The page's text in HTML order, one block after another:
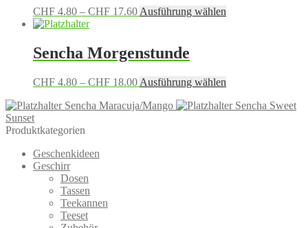
werden
CHF 4.80 – CHF 17.60Preisspanne:
CHF 17.60
Ausführung wählen
Die
können
Sencha Morgenstunde
CHF 4.80 – CHF 18.00Preisspanne:
bis
Ausführung wählen
weist
Sencha Maracuja/Mango
Sencha Sweet
Sunset
Produktkategorien
Geschenkideen
Geschirr
Dosen
Tassen
Teekannen
Teeset